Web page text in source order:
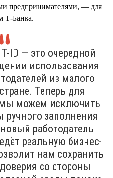
предпринимателями, — для
Т-Банка.
ID — это очередной
использования
из малого
Теперь для
мы можем исключить
заполнения
работодатель
реальную бизнес-
нам сохранить
со стороны